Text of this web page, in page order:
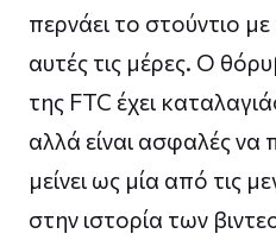
περνάει το στούντιο με
αυτές τις μέρες. Ο
της FTC έχει
αλλά είναι ασφαλές να
μείνει ως μία από τις
στην ιστορία των